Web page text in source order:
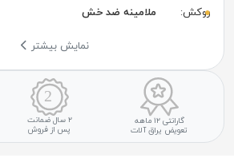
روکش:
ملامینه ضد خش
نمایش بیشتر
گارانتی ۱۲ ماهه
تعویض یراق آلات
۲ سال ضمانت
پس از فروش